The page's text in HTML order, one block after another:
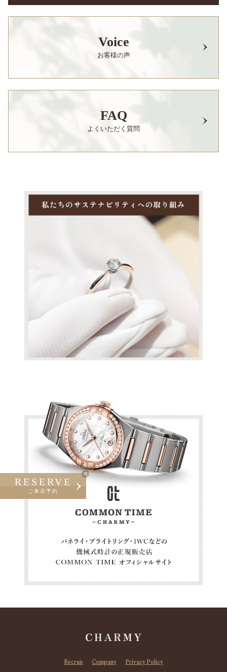
RESERVE
ご来店予約
Voice
お客様の声
FAQ
よくいただく質問
Recruit Company Privacy Policy